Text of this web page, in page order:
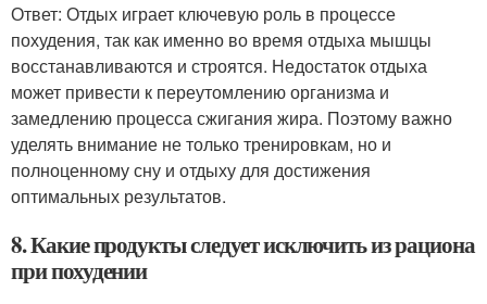
Ответ: Отдых играет ключевую роль в процессе
похудения, так как именно во время отдыха мышцы
восстанавливаются и строятся. Недостаток отдыха
может привести к переутомлению организма и
замедлению процесса сжигания жира. Поэтому важно
уделять внимание не только тренировкам, но и
полноценному сну и отдыху для достижения
оптимальных результатов.
8. Какие продукты следует исключить из рациона
при похудении